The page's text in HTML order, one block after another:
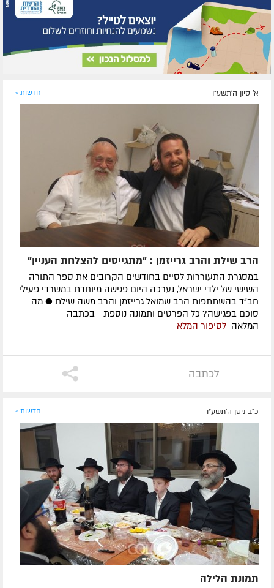
א' סיון ה׳תשע״ו חדשות »
הרב שילת והרב גרייזמן : "מתגייסים להצלחת העניין"
במסגרת התעוררות לסיים בחודשים הקרובים את ספר התורה
השישי של ילדי ישראל, נערכה היום פגישה מיוחדת במשרדי פעילי
חב"ד בהשתתפות הרב שמואל גרייזמן והרב משה שילת ● מה
סוכם בפגישה? כל הפרטים ותמונה נוספת - בכתבה
המלאה לסיפור המלא
לכתבה
כ"ב ניסן ה׳תשע״ו חדשות »
תמונת הלילה